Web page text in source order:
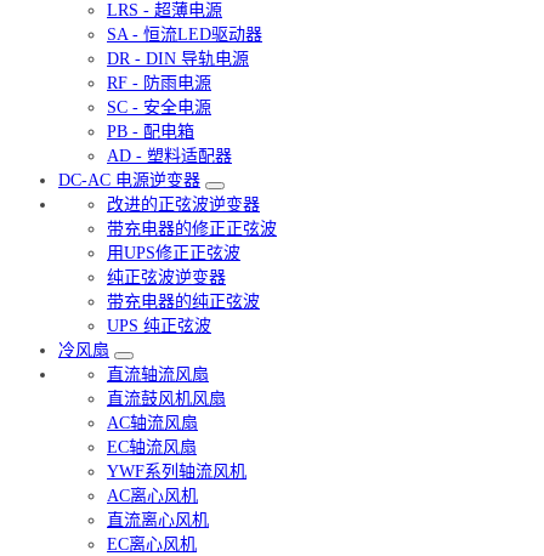
LRS - 超薄电源
SA - 恒流LED驱动器
DR - DIN 导轨电源
RF - 防雨电源
SC - 安全电源
PB - 配电箱
AD - 塑料适配器
DC-AC 电源逆变器
改进的正弦波逆变器
带充电器的修正正弦波
用UPS修正正弦波
纯正弦波逆变器
带充电器的纯正弦波
UPS 纯正弦波
冷风扇
直流轴流风扇
直流鼓风机风扇
AC轴流风扇
EC轴流风扇
YWF系列轴流风机
AC离心风机
直流离心风机
EC离心风机